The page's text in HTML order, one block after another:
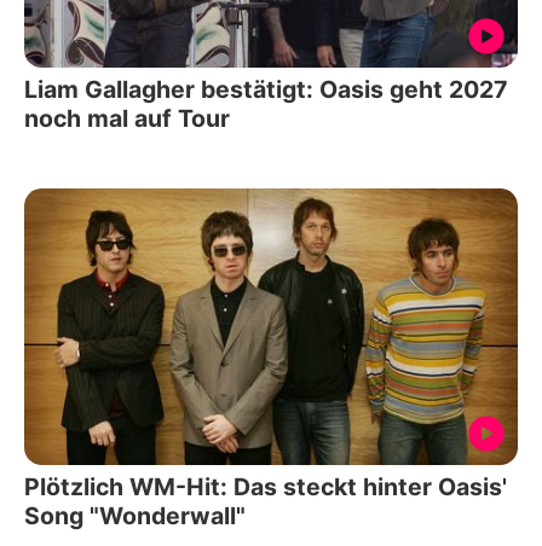
Liam Gallagher bestätigt: Oasis geht 2027
noch mal auf Tour
Plötzlich WM-Hit: Das steckt hinter Oasis'
Song "Wonderwall"